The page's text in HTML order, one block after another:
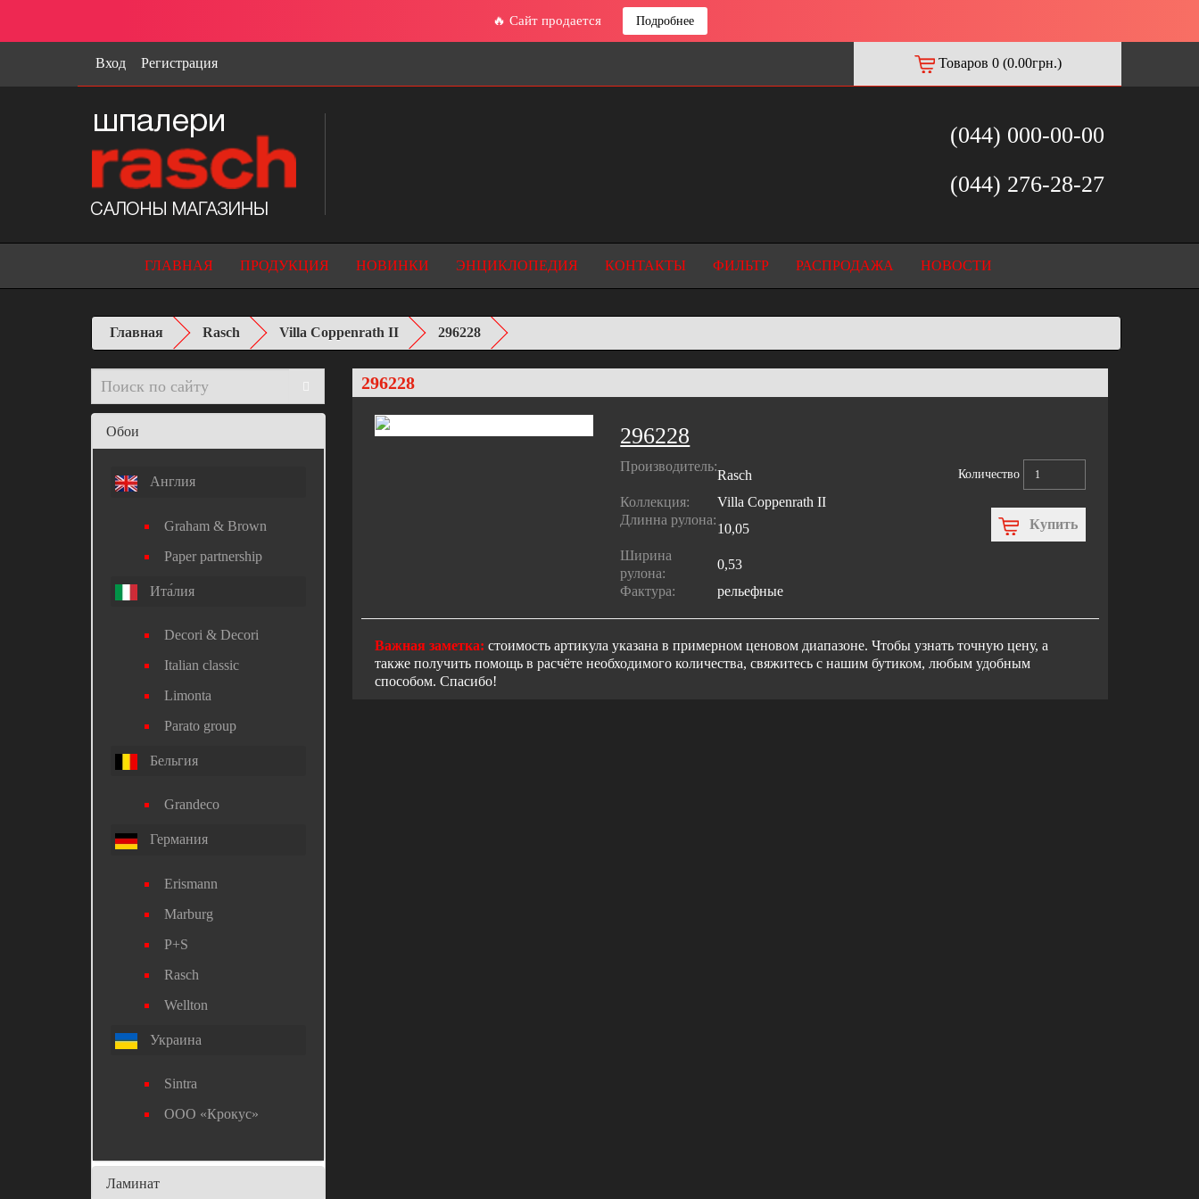
🔥 Сайт продается Подробнее
Вход Регистрация Товаров 0 (0.00грн.)
(044) 000-00-00
(044) 276-28-27
ГЛАВНАЯ ПРОДУКЦИЯ НОВИНКИ ЭНЦИКЛОПЕДИЯ КОНТАКТЫ ФИЛЬТР РАСПРОДАЖА НОВОСТИ
Главная Rasch Villa Coppenrath II 296228
Обои
Англия
Graham & Brown
Paper partnership
Ита́лия
Decori & Decori
Italian classic
Limonta
Parato group
Бельгия
Grandeco
Германия
Erismann
Marburg
P+S
Rasch
Wellton
Украина
Sintra
ООО «Крокус»
Ламинат
296228
296228
Производитель:
Rasch
Коллекция:
Villa Coppenrath II
Длинна рулона:
10,05
Ширина
рулона:
0,53
Фактура:
рельефные
Количество
Купить
Важная заметка: стоимость артикула указана в примерном ценовом диапазоне. Чтобы узнать точную цену, а
также получить помощь в расчёте необходимого количества, свяжитесь с нашим бутиком, любым удобным
способом. Спасибо!